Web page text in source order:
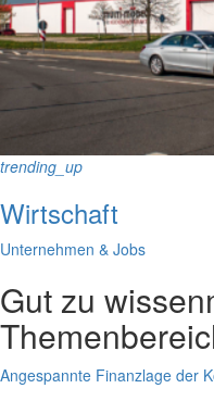
trending_up
Wirtschaft
Unternehmen & Jobs
Gut zu wissen
Angespannte Finanzlage der